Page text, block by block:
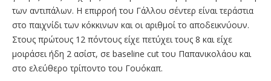
των αντιπάλων. Η επιρροή του Γάλλου σέντερ είναι τεράστια
στο παιχνίδι των κόκκινων και οι αριθμοί το αποδεικνύουν.
Στους πρώτους 12 πόντους είχε πετύχει τους 8 και είχε
μοιράσει ήδη 2 ασίστ, σε baseline cut του Παπανικολάου και
στο ελεύθερο τρίποντο του Γουόκαπ.